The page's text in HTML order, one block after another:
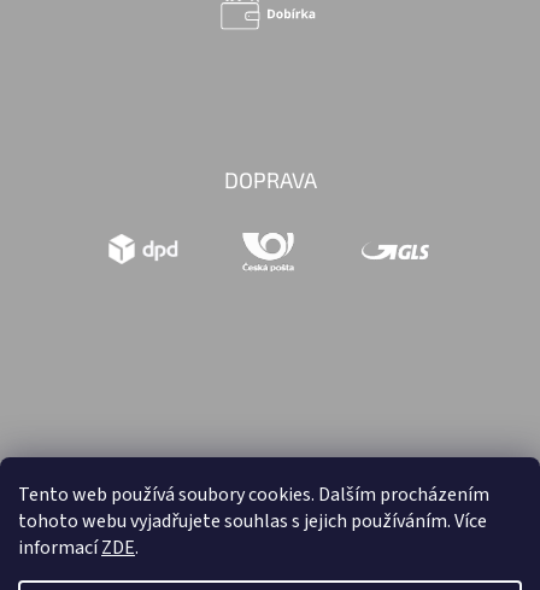
Tento web používá soubory cookies. Dalším procházením
tohoto webu vyjadřujete souhlas s jejich používáním. Více
informacíZDE.
DOPRAVA
Vytvořil Shoptet